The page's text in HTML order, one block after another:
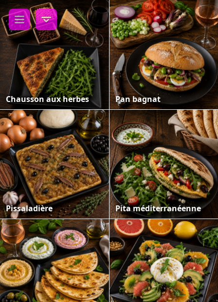
Chausson aux herbes Pan bagnat
Pissaladière Pita méditerranéenne